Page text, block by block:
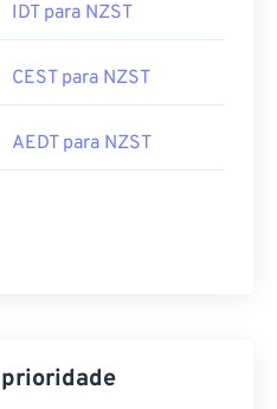
IDT para NZST
CEST para NZST
AEDT para NZST
prioridade